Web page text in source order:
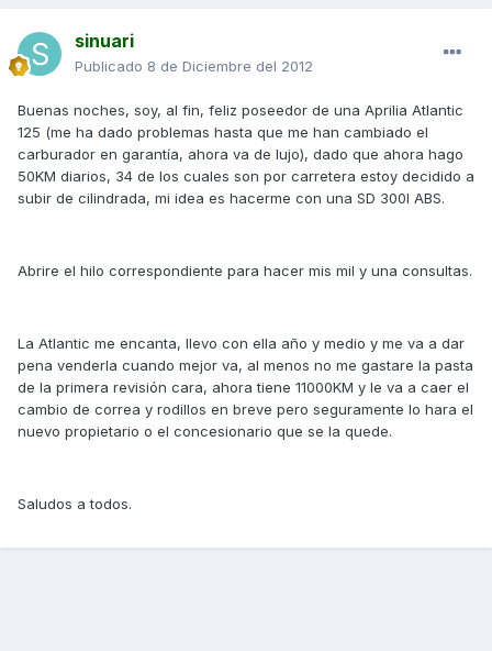
sinuari
Publicado 8 de Diciembre del 2012
Buenas noches, soy, al fin, feliz poseedor de una Aprilia Atlantic
125 (me ha dado problemas hasta que me han cambiado el
carburador en garantía, ahora va de lujo), dado que ahora hago
50KM diarios, 34 de los cuales son por carretera estoy decidido a
subir de cilindrada, mi idea es hacerme con una SD 300I ABS.
Abrire el hilo correspondiente para hacer mis mil y una consultas.
La Atlantic me encanta, llevo con ella año y medio y me va a dar
pena venderla cuando mejor va, al menos no me gastare la pasta
de la primera revisión cara, ahora tiene 11000KM y le va a caer el
cambio de correa y rodillos en breve pero seguramente lo hara el
nuevo propietario o el concesionario que se la quede.
Saludos a todos.